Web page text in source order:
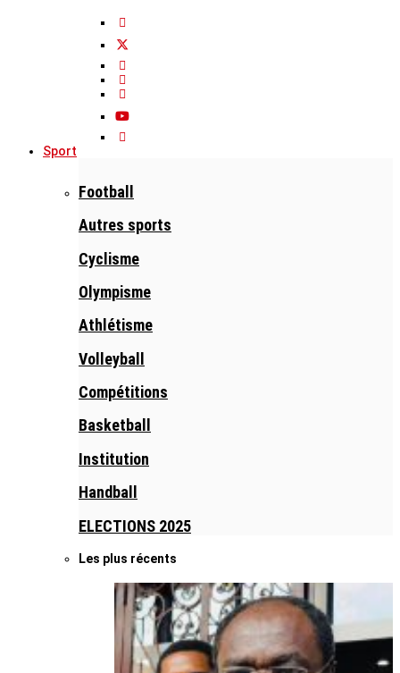
Sport
Football
Autres sports
Cyclisme
Olympisme
Athlétisme
Volleyball
Compétitions
Basketball
Institution
Handball
ELECTIONS 2025
Les plus récents